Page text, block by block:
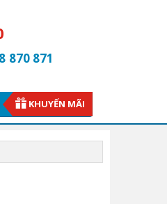
870 871
KHUYẾN MÃI